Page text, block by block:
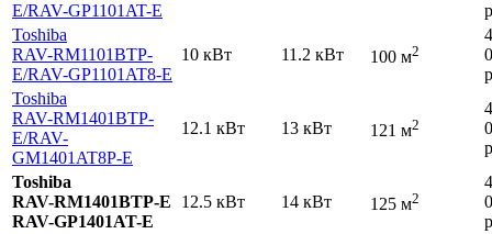
E/RAV-GP1101AT-E
Toshiba
RAV-RM1101BTP-
E/RAV-GP1101AT8-E
10 кВт 11.2 кВт 100 м2
Toshiba
RAV-RM1401BTP-
E/RAV-
GM1401AT8P-E
12.1 кВт 13 кВт 121 м2
Toshiba
RAV-RM1401BTP-E
RAV-GP1401AT-E
12.5 кВт 14 кВт 125 м2